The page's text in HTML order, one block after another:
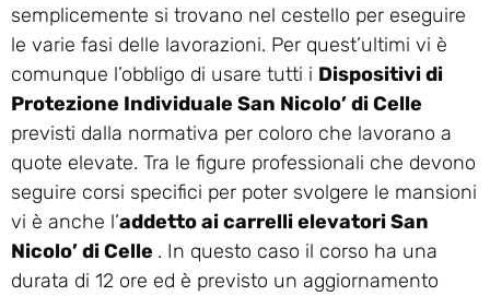
semplicemente si trovano nel cestello per eseguire
le varie fasi delle lavorazioni. Per quest’ultimi vi è
comunque l’obbligo di usare tutti i Dispositivi di
Protezione Individuale San Nicolo’ di Celle
previsti dalla normativa per coloro che lavorano a
quote elevate. Tra le figure professionali che devono
seguire corsi specifici per poter svolgere le mansioni
vi è anche l’addetto ai carrelli elevatori San
Nicolo’ di Celle . In questo caso il corso ha una
durata di 12 ore ed è previsto un aggiornamento